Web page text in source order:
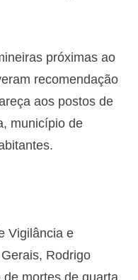
próximas ao
recomendação
aos postos de
município de
Vigilância e
Rodrigo